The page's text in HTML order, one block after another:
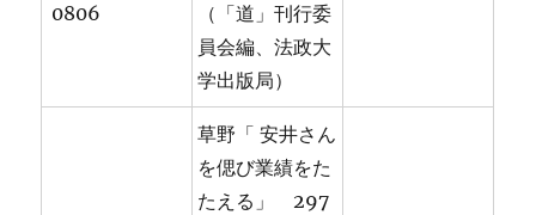
0806
（「道」刊行委
員会編、法政大
学出版局）
草野「 安井さん
を偲び業績をた
たえる」 297